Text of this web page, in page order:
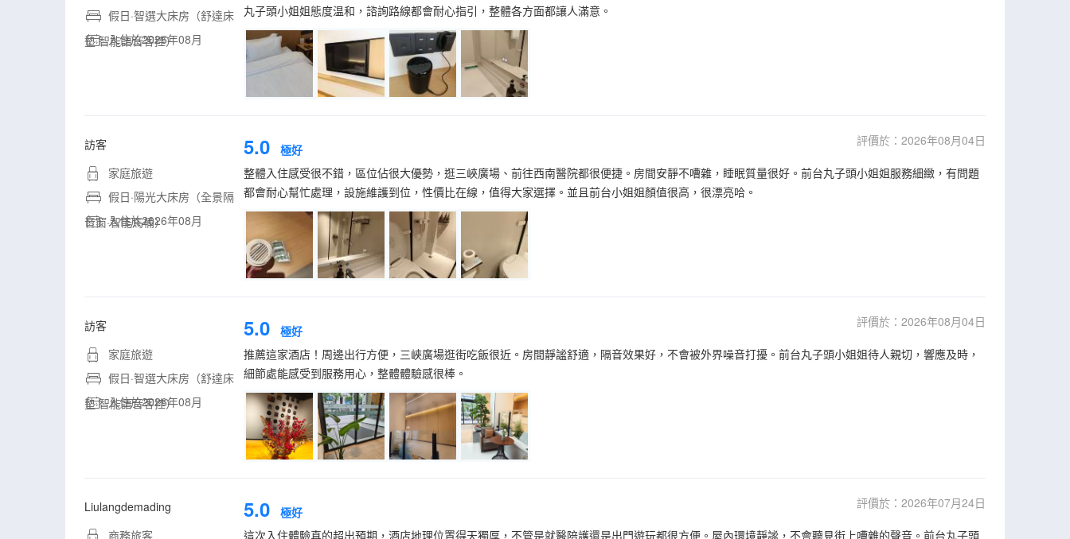
假日·智選大床房（舒達床
墊·智能語音客控）
入住於2026年08月
丸子頭小姐姐態度温和，諮詢路線都會耐心指引，整體各方面都讓人滿意。
訪客
家庭旅遊
假日·陽光大床房（全景隔
音窗·智能馬桶）
入住於2026年08月
5.0 極好
評價於：2026年08月04日
整體入住感受很不錯，區位佔很大優勢，逛三峽廣場、前往西南醫院都很便捷。房間安靜不嘈雜，睡眠質量很好。前台丸子頭小姐姐服務細緻，有問題
都會耐心幫忙處理，設施維護到位，性價比在線，值得大家選擇。並且前台小姐姐顏值很高，很漂亮哈。
訪客
家庭旅遊
假日·智選大床房（舒達床
墊·智能語音客控）
入住於2026年08月
5.0 極好
評價於：2026年08月04日
推薦這家酒店！周邊出行方便，三峽廣場逛街吃飯很近。房間靜謐舒適，隔音效果好，不會被外界噪音打擾。前台丸子頭小姐姐待人親切，響應及時，
細節處能感受到服務用心，整體體驗感很棒。
Liulangdemading
商務旅客
5.0 極好
評價於：2026年07月24日
這次入住體驗真的超出預期，酒店地理位置得天獨厚，不管是就醫陪護還是出門遊玩都很方便。屋內環境靜謐，不會聽見街上嘈雜的聲音。前台丸子頭